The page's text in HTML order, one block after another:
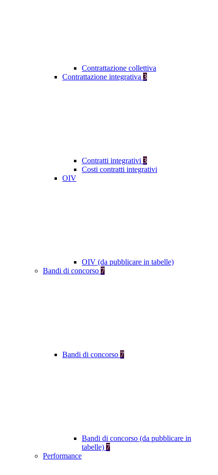
Contrattazione collettiva
Contrattazione integrativa 3
Contratti integrativi 3
Costi contratti integrativi
OIV
OIV (da pubblicare in tabelle)
Bandi di concorso 7
Bandi di concorso 7
Bandi di concorso (da pubblicare in
tabelle) 7
Performance